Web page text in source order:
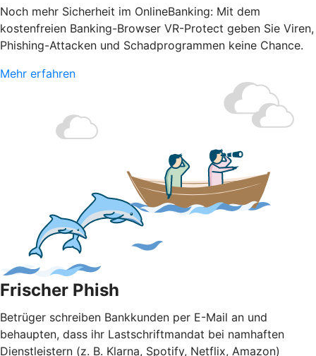
Noch mehr Sicherheit im OnlineBanking: Mit dem
kostenfreien Banking-Browser VR-Protect geben Sie Viren,
Phishing-Attacken und Schadprogrammen keine Chance.
Mehr erfahren
Frischer Phish
Betrüger schreiben Bankkunden per E-Mail an und
behaupten, dass ihr Lastschriftmandat bei namhaften
Dienstleistern (z. B. Klarna, Spotify, Netflix, Amazon)